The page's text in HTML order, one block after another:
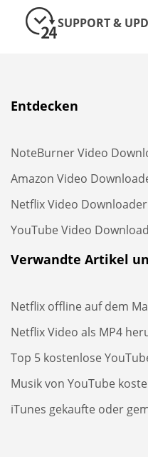
SUPPORT &
Entdecken
NoteBurner Video
Amazon Video
Netflix Video Downloader
YouTube Video
Verwandte Artikel
Netflix offline auf dem
Netflix Video als MP4
Top 5 kostenlose
Musik von YouTube
iTunes gekaufte oder